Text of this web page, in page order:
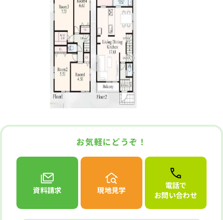
お気軽にどうぞ！
資料請求 現地見学
電話で
お問い合わせ